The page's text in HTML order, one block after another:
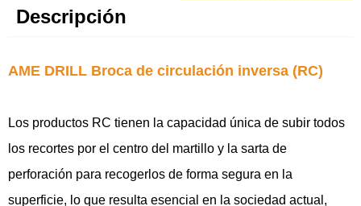
Descripción
AME DRILL Broca de circulación inversa (RC)
Los productos RC tienen la capacidad única de subir todos
los recortes por el centro del martillo y la sarta de
perforación para recogerlos de forma segura en la
superficie, lo que resulta esencial en la sociedad actual,